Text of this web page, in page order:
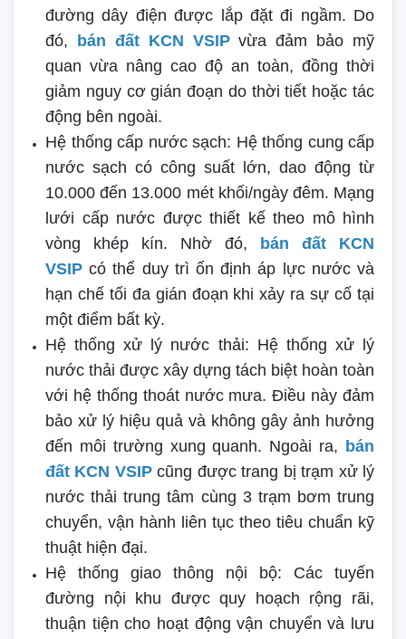
đường dây điện được lắp đặt đi ngầm. Do
đó,
bán đất KCN VSIPvừa đảm bảo mỹ
quan vừa nâng cao độ an toàn, đồng thời
giảm nguy cơ gián đoạn do thời tiết hoặc tác
động bên ngoài.
Hệ thống cấp nước sạch: Hệ thống cung cấp
nước sạch có công suất lớn, dao động từ
10.000 đến 13.000 mét khối/ngày đêm. Mạng
lưới cấp nước được thiết kế theo mô hình
vòng khép kín. Nhờ đó,
bán đất KCN
VSIP có thể duy trì ổn định áp lực nước và
hạn chế tối đa gián đoạn khi xảy ra sự cố tại
một điểm bất kỳ.
Hệ thống xử lý nước thải: Hệ thống xử lý
nước thải được xây dựng tách biệt hoàn toàn
với hệ thống thoát nước mưa. Điều này đảm
bảo xử lý hiệu quả và không gây ảnh hưởng
đến môi trường xung quanh. Ngoài ra, bán
đất KCN VSIPcũng được trang bị trạm xử lý
nước thải trung tâm cùng 3 trạm bơm trung
chuyển, vận hành liên tục theo tiêu chuẩn kỹ
thuật hiện đại.
Hệ thống giao thông nội bộ: Các tuyến
đường nội khu được quy hoạch rộng rãi,
thuận tiện cho hoạt động vận chuyển và lưu